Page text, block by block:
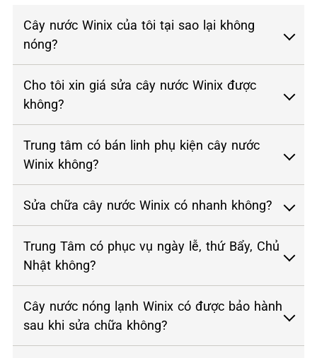
Cây nước Winix của tôi tại sao lại không
nóng?
Cho tôi xin giá sửa cây nước Winix được
không?
Trung tâm có bán linh phụ kiện cây nước
Winix không?
Sửa chữa cây nước Winix có nhanh không?
Trung Tâm có phục vụ ngày lễ, thứ Bẩy, Chủ
Nhật không?
Cây nước nóng lạnh Winix có được bảo hành
sau khi sửa chữa không?